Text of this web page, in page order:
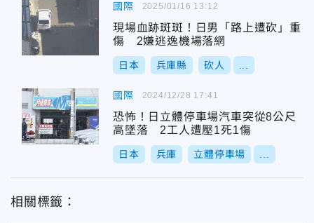
國際
現場血跡斑斑！日男「路上遭砍」重
傷 2嫌逃逸機場落網
日本 兵庫縣 砍人
2025/01/16 13:12
國際
恐怖！日立體停車場汽車突從8公尺
高墜落 2工人遭壓1死1傷
日本 兵庫 立體停車場
2024/12/28 17:41
相關標籤：